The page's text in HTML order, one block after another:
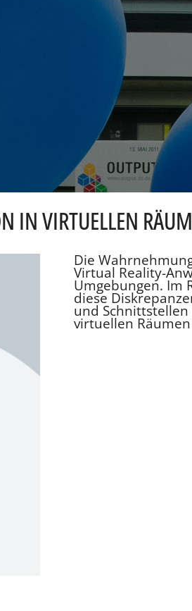
IN VIRTUELLEN
Die
Virtual Reality-
Umgebungen. Im
diese
und
virtuellen